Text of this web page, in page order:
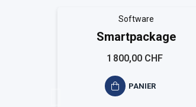
Software
Smartpackage
1 800,00 CHF
PANIER